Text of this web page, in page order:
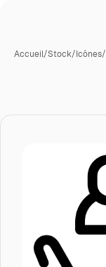
Accueil/Stock/Icônes/